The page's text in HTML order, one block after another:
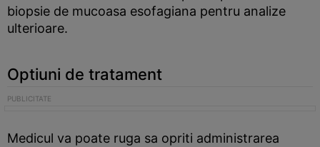
biopsie de mucoasa esofagiana pentru analize
ulterioare.
Optiuni de tratament
Medicul va poate ruga sa opriti administrarea